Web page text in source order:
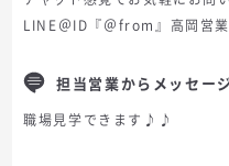
LINE＠ID『＠from』高岡営
担当営業からメッセー
職場見学できます♪♪